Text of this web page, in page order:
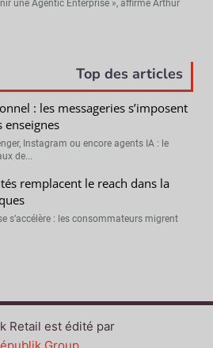
une Agentic Enterprise », affirme Arthur
Top des articles
: les messageries s’imposent
enseignes
Instagram ou encore agents IA : le
de...
remplacent le reach dans la
s’accélère : les consommateurs migrent
Retail est édité par